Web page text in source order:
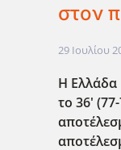
στον
29 Ιουλίου
Η Ελλάδα
το 36'